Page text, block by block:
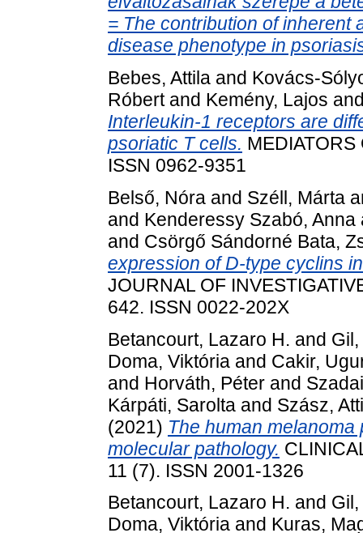
= The contribution of inherent
disease phenotype in
Bebes, Attila and Kovács-
Róbertand Kemény, Lajos
Interleukin-1 receptors are
psoriatic T cells.
ISSN 0962-9351
Belső, Nóra and Széll, Márta
and Kenderessy Szabó, Anna
and Csörgő Sándorné Bata,
expression of D-type cyclins
JOURNAL OF
642. ISSN 0022-202X
Betancourt, Lazaro H. and
Doma, Viktória and Cakir,
and Horváth, Péter and
Kárpáti, Sarolta and Szász,
(2021) The human
molecular pathology.
11 (7). ISSN 2001-1326
Betancourt, Lazaro H. and
Doma, Viktória and Kuras,